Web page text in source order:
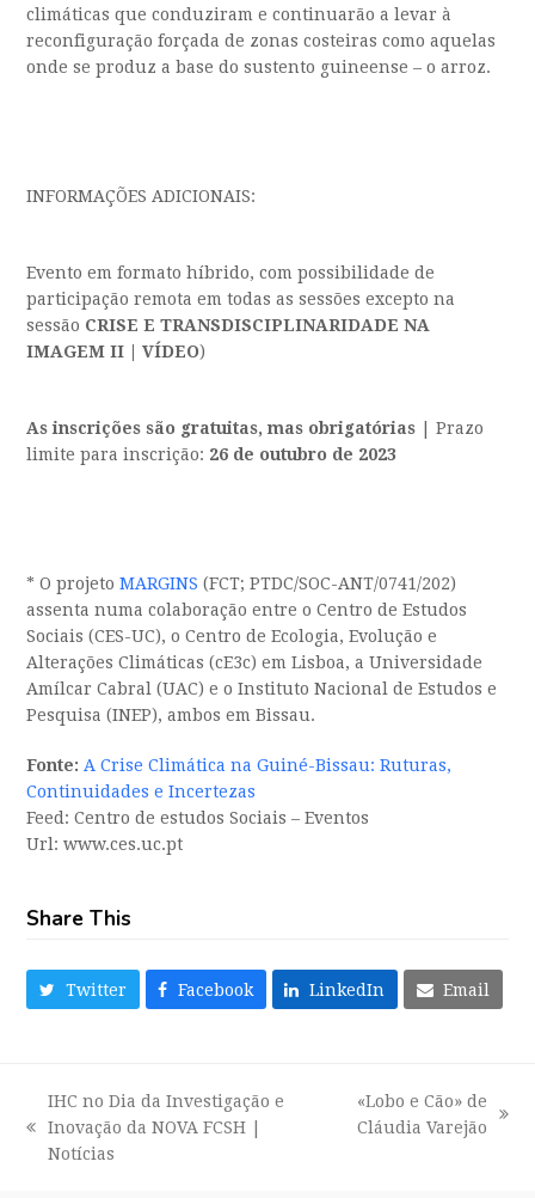
climáticas que conduziram e continuarão a levar à
reconfiguração forçada de zonas costeiras como aquelas
onde se produz a base do sustento guineense – o arroz.
INFORMAÇÕES ADICIONAIS:
Evento em formato híbrido, com possibilidade de
participação remota em todas as sessões excepto na
sessão CRISE E TRANSDISCIPLINARIDADE NA
IMAGEM II | VÍDEO)
As inscrições são gratuitas, mas obrigatórias | Prazo
limite para inscrição: 26 de outubro de 2023
* O projetoMARGINS(FCT; PTDC/SOC-ANT/0741/202)
assenta numa colaboração entre o Centro de Estudos
Sociais (CES-UC), o Centro de Ecologia, Evolução e
Alterações Climáticas (cE3c) em Lisboa, a Universidade
Amílcar Cabral (UAC) e o Instituto Nacional de Estudos e
Pesquisa (INEP), ambos em Bissau.
Fonte: A Crise Climática na Guiné-Bissau: Ruturas,
Continuidades e Incertezas
Feed: Centro de estudos Sociais – Eventos
Url: www.ces.uc.pt
Share This
Twitter Facebook LinkedIn Email
previous
post:
IHC no Dia da Investigação e
Inovação da NOVA FCSH |
Notícias
next
«Lobo e Cão» de
Cláudia Varejão